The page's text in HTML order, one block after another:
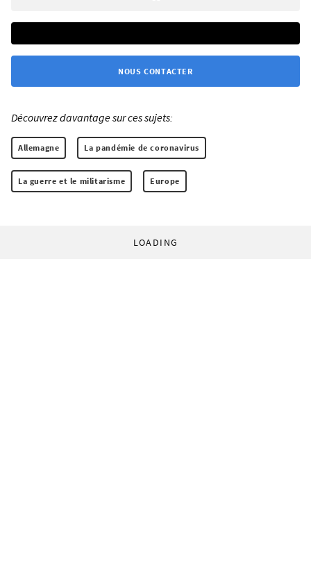
NOUS CONTACTER
Découvrez davantage sur ces sujets:
Allemagne La pandémie de coronavirus
La guerre et le militarisme Europe
LOADING